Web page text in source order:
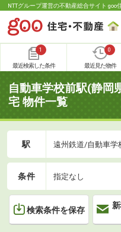
NTTグループ運営の不動産総合サイト goo
1
最近検索した条件
0
最近見た物件
自動車学校前駅(静岡
宅 物件一覧
駅 遠州鉄道/自動車学
条件 指定なし
検索条件を保存